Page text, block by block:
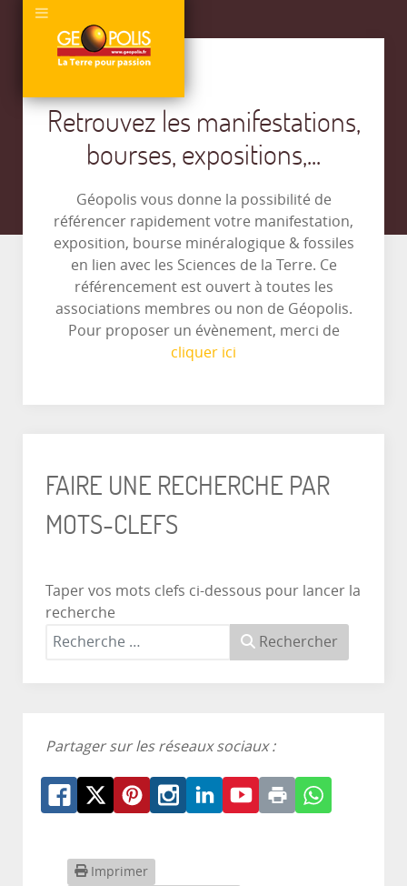
Retrouvez les manifestations,
bourses, expositions,...
Géopolis vous donne la possibilité de
référencer rapidement votre manifestation,
exposition, bourse minéralogique & fossiles
en lien avec les Sciences de la Terre. Ce
référencement est ouvert à toutes les
associations membres ou non de Géopolis.
Pour proposer un évènement, merci de
cliquer ici
FAIRE UNE RECHERCHE PAR
MOTS-CLEFS
Taper vos mots clefs ci-dessous pour lancer la
recherche
Rechercher
Partager sur les réseaux sociaux :
Imprimer